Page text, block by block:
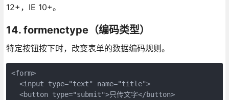
12+，IE 10+。
14. formenctype（编码类型）
特定按钮按下时，改变表单的数据编码规则。
<form>
  <input type="text" name="title">
  <button type="submit">只传文字</button>